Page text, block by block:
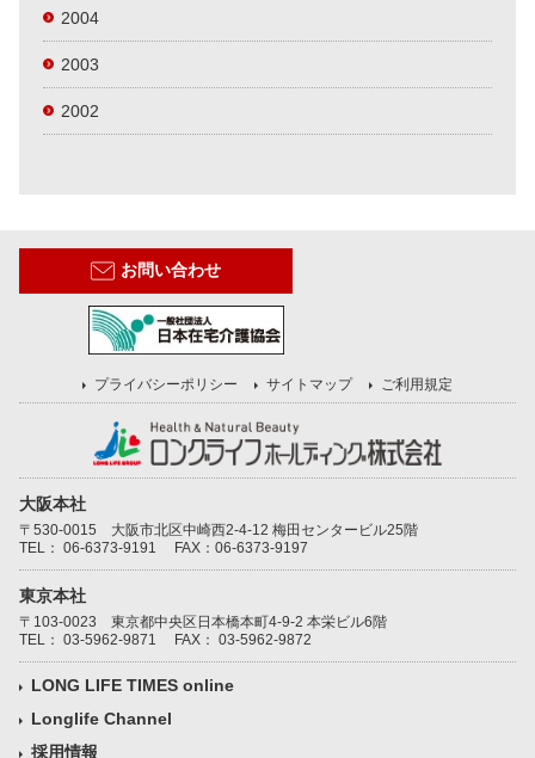
2004
2003
2002
お問い合わせ
プライバシーポリシー サイトマップ ご利用規定
大阪本社
〒530-0015 大阪市北区中崎西2-4-12 梅田センタービル25階
TEL： 06-6373-9191 FAX：06-6373-9197
東京本社
〒103-0023 東京都中央区日本橋本町4-9-2 本栄ビル6階
TEL： 03-5962-9871 FAX： 03-5962-9872
LONG LIFE TIMES online
Longlife Channel
採用情報